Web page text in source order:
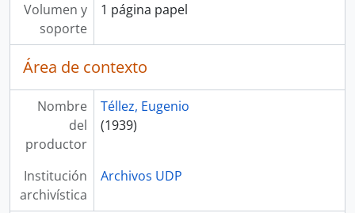
Volumen y
soporte
1 página papel
Área de contexto
Nombre
del
productor
Téllez, Eugenio
(1939)
Institución
archivística
Archivos UDP